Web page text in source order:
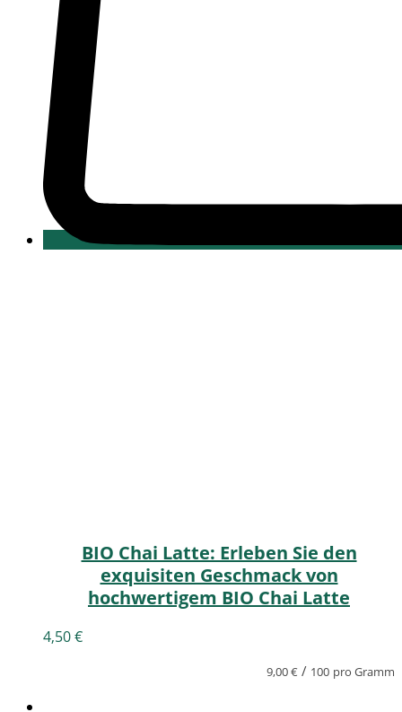
BIO Chai Latte: Erleben Sie den
exquisiten Geschmack von
hochwertigem BIO Chai Latte
4,50€
9,00€ / 100 pro Gramm